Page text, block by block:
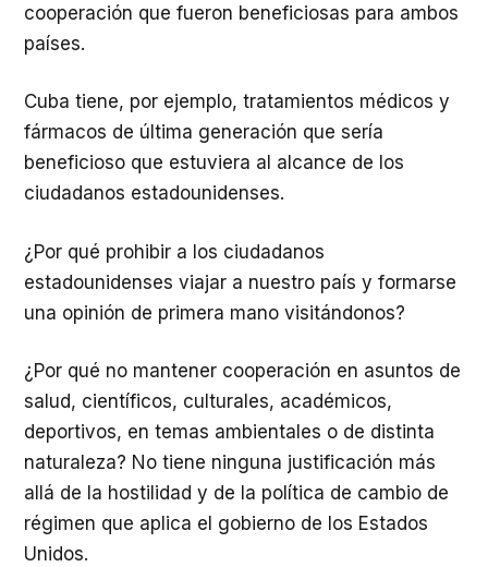
cooperación que fueron beneficiosas para ambos
países.
Cuba tiene, por ejemplo, tratamientos médicos y
fármacos de última generación que sería
beneficioso que estuviera al alcance de los
ciudadanos estadounidenses.
¿Por qué prohibir a los ciudadanos
estadounidenses viajar a nuestro país y formarse
una opinión de primera mano visitándonos?
¿Por qué no mantener cooperación en asuntos de
salud, científicos, culturales, académicos,
deportivos, en temas ambientales o de distinta
naturaleza? No tiene ninguna justificación más
allá de la hostilidad y de la política de cambio de
régimen que aplica el gobierno de los Estados
Unidos.